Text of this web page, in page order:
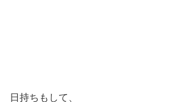
日持ちもして、